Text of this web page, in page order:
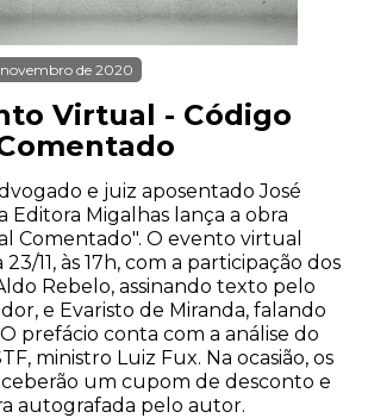
de 2020
Virtual - Código
e juiz aposentado José
Editora Migalhas lança a obra
Comentado". O evento virtual
11, às 17h, com a participação dos
Rebelo, assinando texto pelo
e Evaristo de Miranda, falando
prefácio conta com a análise do
ministro Luiz Fux. Na ocasião, os
um cupom de desconto e
autografada pelo autor.